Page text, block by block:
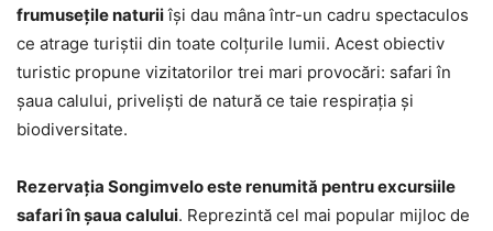
frumuseţile naturiiîşi dau mâna într-un cadru spectaculos
ce atrage turiştii din toate colţurile lumii. Acest obiectiv
turistic propune vizitatorilor trei mari provocări: safari în
şaua calului, privelişti de natură ce taie respiraţia şi
biodiversitate.
Rezervaţia Songimvelo este renumită pentru excursiile
safari în şaua calului. Reprezintă cel mai popular mijloc de